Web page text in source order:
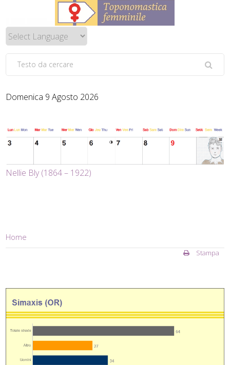
Domenica 9 Agosto 2026
Nellie Bly (1864 – 1922)
Home
Stampa